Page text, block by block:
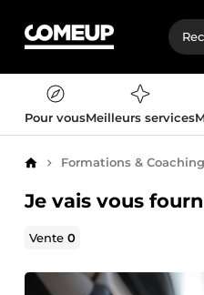
Pour vousMeilleurs services
AccueilFormations & Coaching
Je vais vous
Vente0